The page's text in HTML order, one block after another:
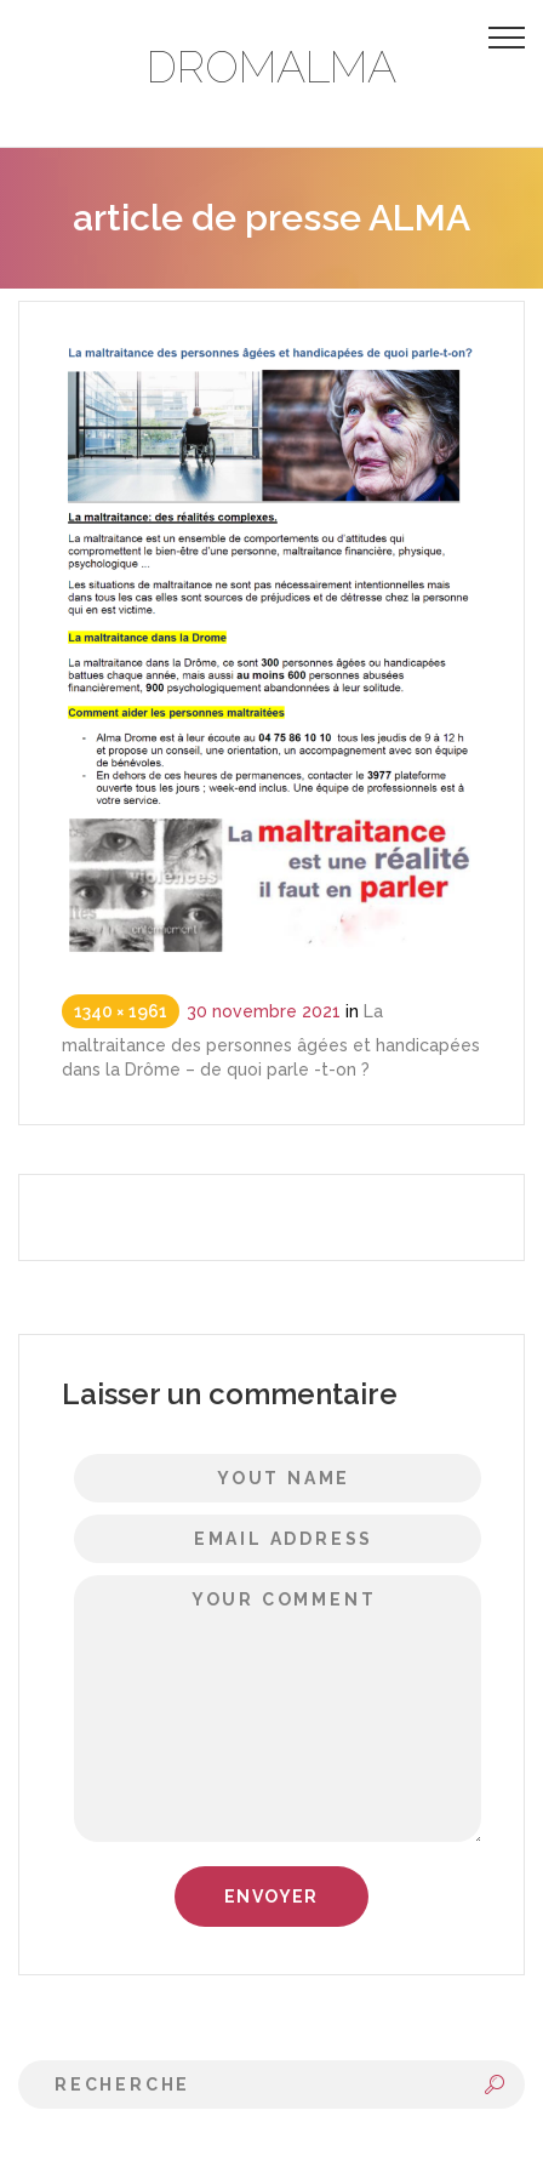
DROMALMA
article de presse ALMA
1340 × 1961 30 novembre 2021 in La
maltraitance des personnes âgées et handicapées
dans la Drôme – de quoi parle -t-on ?
Laisser un commentaire